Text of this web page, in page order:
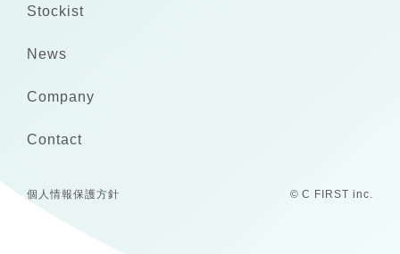
Stockist
News
Company
Contact
個人情報保護方針 © C FIRST inc.